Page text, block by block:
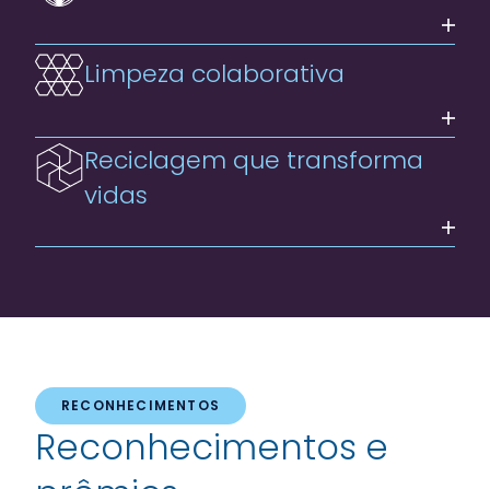
Limpeza colaborativa
Reciclagem que transforma
vidas
RECONHECIMENTOS
Reconhecimentos e